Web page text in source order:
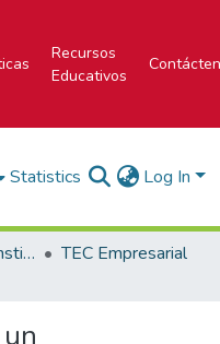
Recursos
Educativos
Statistics Log In
Portal de Revistas del Instituto Tecnológico de Costa Rica
TEC Empresarial